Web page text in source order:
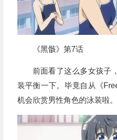
《黑骸》第7话
前面看了这么多女孩子
装平衡一下。毕竟自从《
机会欣赏男性角色的泳装啦。